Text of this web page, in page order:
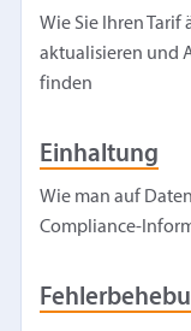
Wie Sie Ihren
aktualisieren und
finden
Einhaltung
Wie man auf
Compliance-